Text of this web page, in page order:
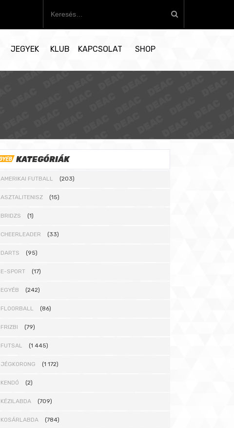
r
JEGYEK KLUB KAPCSOLAT SHOP
KATEGÓRIÁK
AMERIKAI FUTBALL (203)
ASZTALITENISZ (15)
BRIDZS (1)
CHEERLEADER (33)
DARTS (95)
E-SPORT (17)
EGYÉB (242)
FLOORBALL (86)
FRIZBI (79)
FUTSAL (1 445)
JÉGKORONG (1 172)
KENDÓ (2)
KÉZILABDA (709)
KOSÁRLABDA (784)